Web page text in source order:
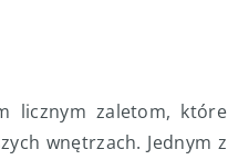
licznym zaletom, które
wnętrzach. Jednym z